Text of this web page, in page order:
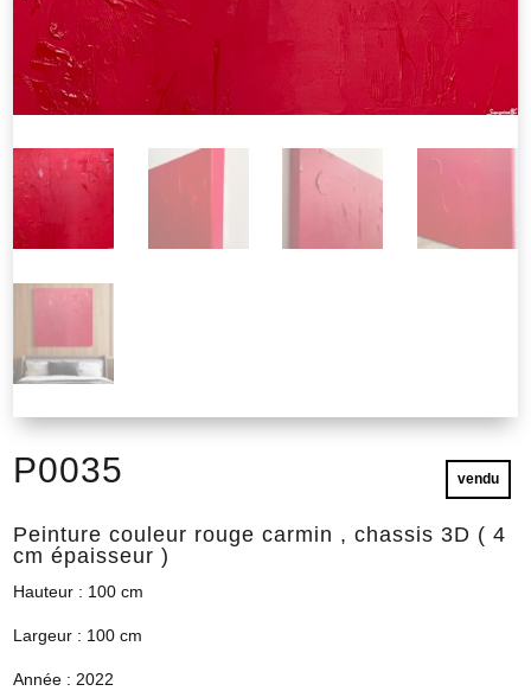
P0035 vendu
Peinture couleur rouge carmin , chassis 3D ( 4
cm épaisseur )
Hauteur : 100 cm
Largeur : 100 cm
Année : 2022